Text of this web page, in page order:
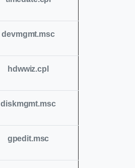
devmgmt.msc
hdwwiz.cpl
diskmgmt.msc
gpedit.msc